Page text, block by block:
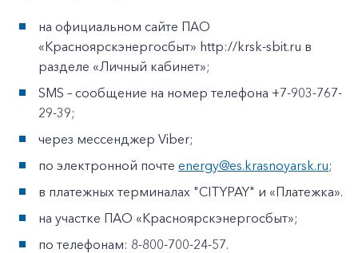
на официальном сайте ПАО
«Красноярскэнергосбыт» http://krsk-sbit.ru в
разделе «Личный кабинет»;
SMS – сообщение на номер телефона +7-903-767-
29-39;
через мессенджер Viber;
по электронной почте energy@es.krasnoyarsk.ru;
в платежных терминалах "CITYPAY" и «Платежка».
на участке ПАО «Красноярскэнергосбыт»;
по телефонам: 8-800-700-24-57.